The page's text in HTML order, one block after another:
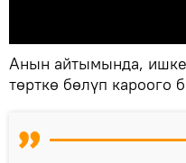
Анын айтымында,
төрткө бөлүп кароого